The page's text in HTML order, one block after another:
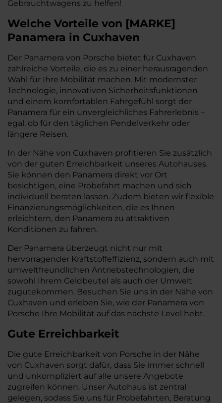
Gebrauchtwagens zu helfen!
Welche Vorteile von [MARKE]
Panamera in Cuxhaven
Der Panamera von Porsche bietet für Cuxhaven
zahlreiche Vorteile, die es zu einer herausragenden
Wahl für Ihre Mobilität machen. Mit modernster
Technologie, innovativen Sicherheitsfunktionen
und einem komfortablen Fahrgefühl sorgt der
Panamera für ein unvergleichliches Fahrerlebnis –
egal, ob für den täglichen Pendelverkehr oder
längere Reisen.
In der Nähe von Cuxhaven profitieren Sie zusätzlich
von der guten Erreichbarkeit unseres Autohauses.
Sie können den Panamera direkt vor Ort
besichtigen, eine Probefahrt machen und sich
individuell beraten lassen. Zudem bieten wir flexible
Finanzierungsmöglichkeiten, die es Ihnen
erleichtern, den Panamera zu attraktiven
Konditionen zu fahren.
Der Panamera überzeugt nicht nur mit
hervorragender Kraftstoffeffizienz, sondern auch mit
umweltfreundlichen Antriebstechnologien, die
sowohl Ihrem Geldbeutel als auch der Umwelt
zugutekommen. Besuchen Sie uns in der Nähe von
Cuxhaven und erleben Sie, wie der Panamera von
Porsche Ihre Mobilität auf das nächste Level hebt.
Gute Erreichbarkeit
Die gute Erreichbarkeit von Porsche in der Nähe
von Cuxhaven sorgt dafür, dass Sie immer schnell
und unkompliziert auf alle unsere Angebote
zugreifen können. Unser Autohaus ist zentral
gelegen, sodass Sie uns für Probefahrten, Beratung